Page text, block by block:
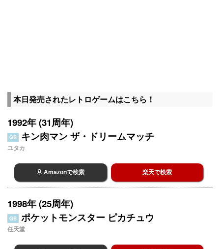
本日発売されたレトロゲームはこちら！
1992年 (31周年)
GB キン肉マン ザ・ドリームマッチ
ユタカ
Amazonで検索 楽天で検索
1998年 (25周年)
GB ポケットモンスター ピカチュウ
任天堂